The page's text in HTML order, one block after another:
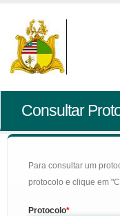
Consultar
Para consultar um
protocolo e clique em
Protocolo